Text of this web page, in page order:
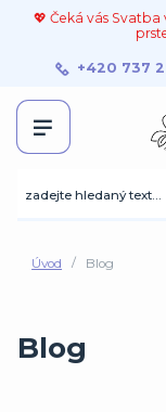
💖 Čeká vás
+420 737
Úvod Blog
Blog